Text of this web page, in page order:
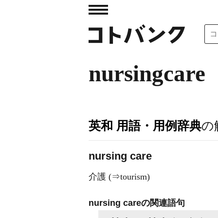
nursingcare
英和 用語・用例辞典の
nursing care
介護 (⇒tourism)
nursing careの関連語句